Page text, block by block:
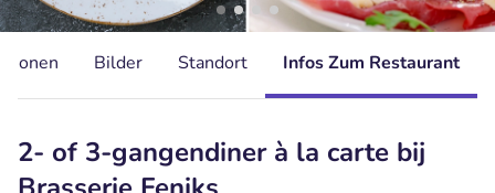
Bilder Standort Infos Zum Restaurant
2- of 3-gangendiner à la carte bij